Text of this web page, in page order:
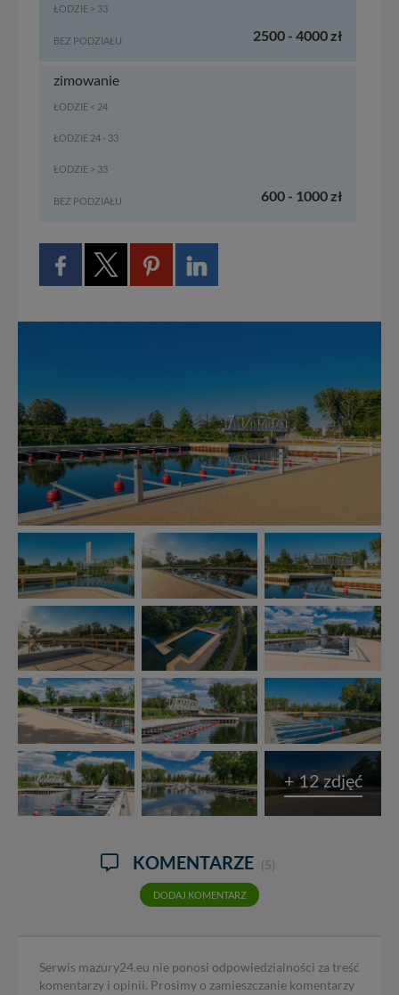
ŁODZIE > 33
BEZ PODZIAŁU 2500 - 4000 zł
zimowanie
ŁODZIE < 24
ŁODZIE 24 - 33
ŁODZIE > 33
BEZ PODZIAŁU 600 - 1000 zł
+ 12 zdjęć
KOMENTARZE (5)
DODAJ KOMENTARZ
Serwis mazury24.eu nie ponosi odpowiedzialności za treść
komentarzy i opinii. Prosimy o zamieszczanie komentarzy